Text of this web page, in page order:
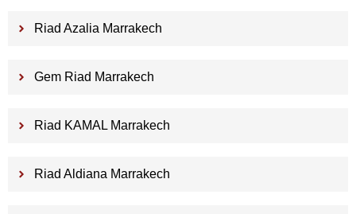
Riad Azalia Marrakech
Gem Riad Marrakech
Riad KAMAL Marrakech
Riad Aldiana Marrakech